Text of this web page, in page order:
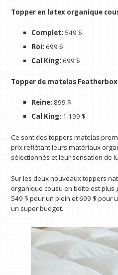
Topper en latex organique
Complet: 549 $
Roi: 699 $
Cal King: 699 $
Topper de matelas
Reine: 899 $
Cal King: 1 199 $
Ce sont des toppers matelas
prix reflétant leurs matériaux
sélectionnés et leur sensation de
Sur les deux nouveaux toppers
organique cousu en boîte est plus
549 $ pour un plein et 699 $ pour
un super budget.